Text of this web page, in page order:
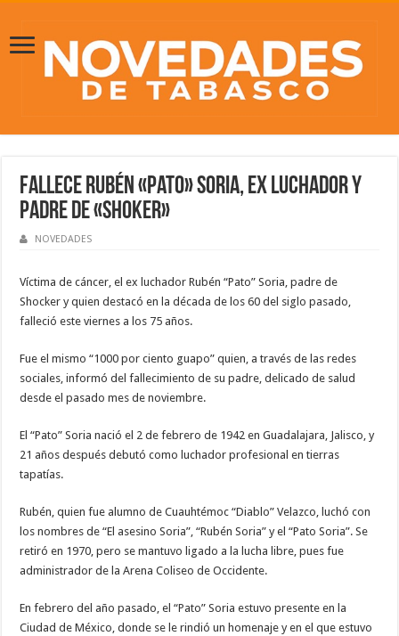
Fallece Rubén «Pato» Soria, ex luchador y
padre de «Shoker»
NOVEDADES
Víctima de cáncer, el ex luchador Rubén “Pato” Soria, padre de
Shocker y quien destacó en la década de los 60 del siglo pasado,
falleció este viernes a los 75 años.
Fue el mismo “1000 por ciento guapo” quien, a través de las redes
sociales, informó del fallecimiento de su padre, delicado de salud
desde el pasado mes de noviembre.
El “Pato” Soria nació el 2 de febrero de 1942 en Guadalajara, Jalisco, y
21 años después debutó como luchador profesional en tierras
tapatías.
Rubén, quien fue alumno de Cuauhtémoc “Diablo” Velazco, luchó con
los nombres de “El asesino Soria”, “Rubén Soria” y el “Pato Soria”. Se
retiró en 1970, pero se mantuvo ligado a la lucha libre, pues fue
administrador de la Arena Coliseo de Occidente.
En febrero del año pasado, el “Pato” Soria estuvo presente en la
Ciudad de México, donde se le rindió un homenaje y en el que estuvo